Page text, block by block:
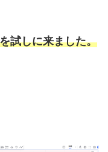
試しに来ました。